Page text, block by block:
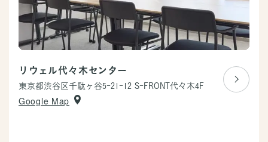
リウェル代々木センター
東京都渋谷区千駄ヶ谷5-21-12 S-FRONT代々木4F
Google Map